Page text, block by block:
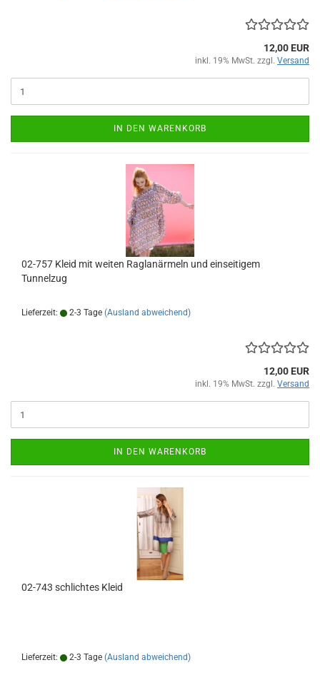
12,00 EUR
inkl. 19% MwSt. zzgl. Versand
IN DEN WARENKORB
02-757 Kleid mit weiten Raglanärmeln und einseitigem
Tunnelzug
Lieferzeit: 2-3 Tage (Ausland abweichend)
12,00 EUR
inkl. 19% MwSt. zzgl. Versand
IN DEN WARENKORB
02-743 schlichtes Kleid
Lieferzeit: 2-3 Tage (Ausland abweichend)